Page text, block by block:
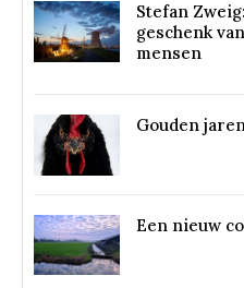
Stefan
geschenk
mensen
Gouden
Een nieuw